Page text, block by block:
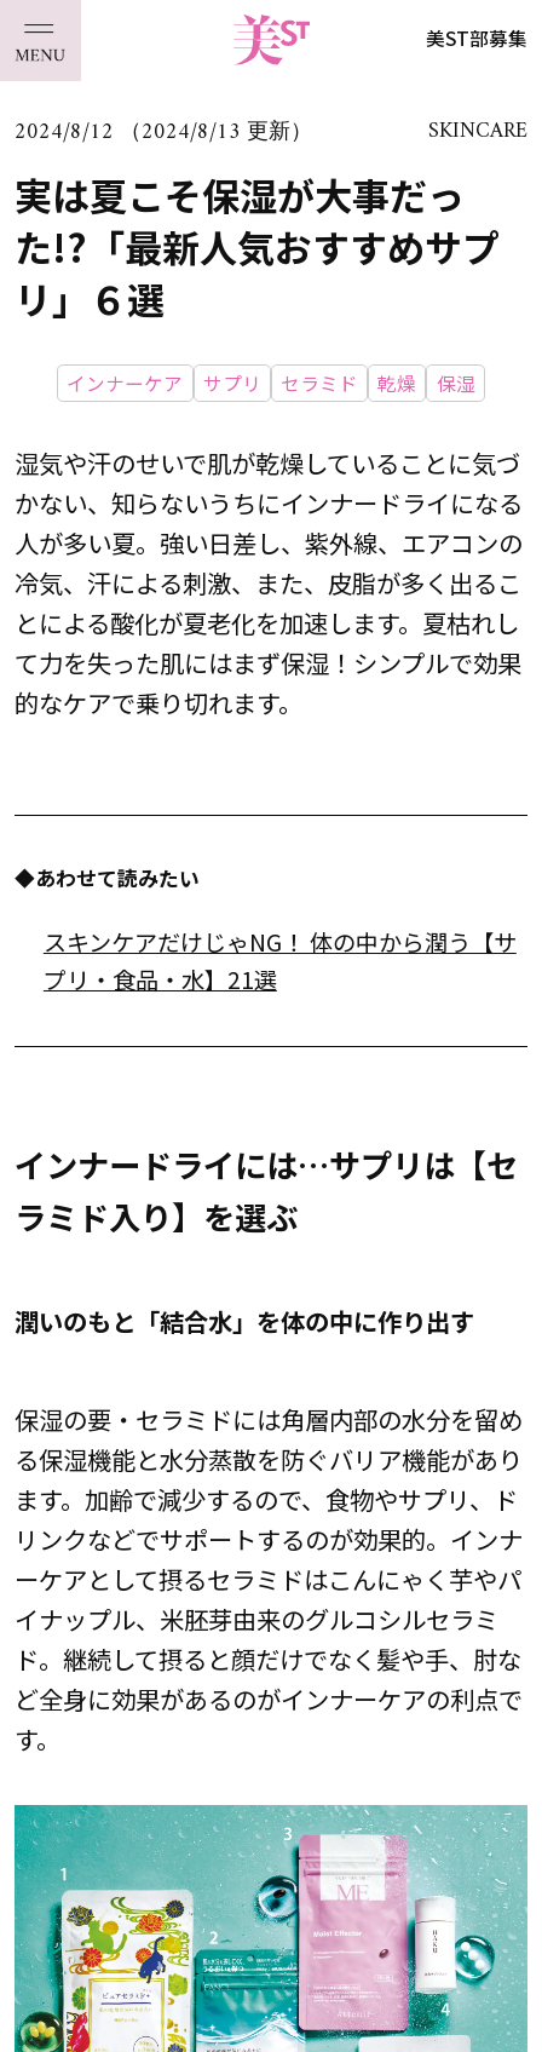
美ST部募集
2024/8/12 （2024/8/13 更新） SKINCARE
実は夏こそ保湿が大事だっ
た!?「最新人気おすすめサプ
リ」６選
インナーケア サプリ セラミド 乾燥 保湿
湿気や汗のせいで肌が乾燥していることに気づ
かない、知らないうちにインナードライになる
人が多い夏。強い日差し、紫外線、エアコンの
冷気、汗による刺激、また、皮脂が多く出るこ
とによる酸化が夏老化を加速します。夏枯れし
て力を失った肌にはまず保湿！シンプルで効果
的なケアで乗り切れます。
◆あわせて読みたい
スキンケアだけじゃNG！ 体の中から潤う【サ
プリ・食品・水】21選
インナードライには…サプリは【セ
ラミド入り】を選ぶ
潤いのもと「結合水」を体の中に作り出す
保湿の要・セラミドには角層内部の水分を留め
る保湿機能と水分蒸散を防ぐバリア機能があり
ます。加齢で減少するので、食物やサプリ、ド
リンクなどでサポートするのが効果的。インナ
ーケアとして摂るセラミドはこんにゃく芋やパ
イナップル、米胚芽由来のグルコシルセラミ
ド。継続して摂ると顔だけでなく髪や手、肘な
ど全身に効果があるのがインナーケアの利点で
す。